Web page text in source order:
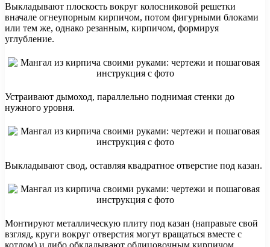
Выкладывают плоскость вокруг колосниковой решетки
вначале огнеупорным кирпичом, потом фигурными блоками
или тем же, однако резанным, кирпичом, формируя
углубление.
Устраивают дымоход, параллельно поднимая стенки до
нужного уровня.
Выкладывают свод, оставляя квадратное отверстие под казан.
Монтируют металлическую плиту под казан (направьте свой
взгляд, круги вокруг отверстия могут вращаться вместе с
котлом) и либо обкладывают облицовочным кирпичом